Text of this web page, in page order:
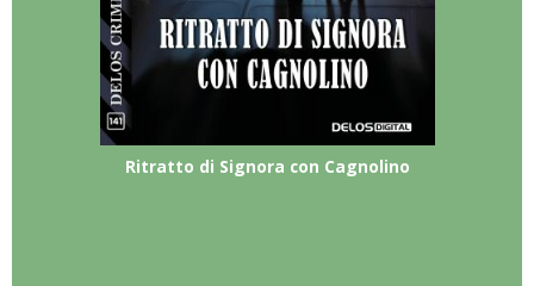
Ritratto di Signora con Cagnolino